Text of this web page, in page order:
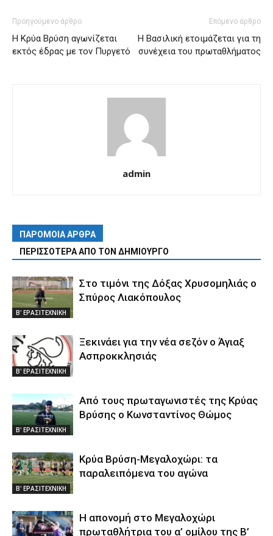
Προηγούμενο άρθρο
Η Κρύα Βρύση αγωνίζεται
εκτός έδρας με τον Πυργετό
Επόμενο άρθρο
Η Βασιλική ετοιμάζεται για τη
συνέχεια του πρωταθλήματος
admin
ΠΑΡΟΜΟΙΑ ΑΡΘΡΑ
ΠΕΡΙΣΣΟΤΕΡΑ ΑΠΟ ΤΟΝ ΔΗΜΙΟΥΡΓΟ
Β' ΕΡΑΣΙΤΕΧΝΙΚΗ
Στο τιμόνι της Δόξας Χρυσομηλιάς ο
Σπύρος Λιακόπουλος
Β' ΕΡΑΣΙΤΕΧΝΙΚΗ
Ξεκινάει για την νέα σεζόν ο Άγιαξ
Ασπροκκλησιάς
Β' ΕΡΑΣΙΤΕΧΝΙΚΗ
Από τους πρωταγωνιστές της Κρύας
Βρύσης ο Κωνσταντίνος Θώμος
Β' ΕΡΑΣΙΤΕΧΝΙΚΗ
Κρύα Βρύση-Μεγαλοχώρι: τα
παραλειπόμενα του αγώνα
Η απονομή στο Μεγαλοχώρι
πρωταθλήτρια του α’ ομίλου της Β’